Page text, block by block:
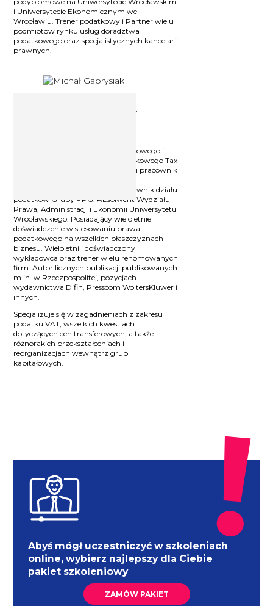
i Uniwersytecie Ekonomicznym we
Wrocławiu. Trener podatkowy i Partner wielu
podmiotów rynku usług doradztwa
podatkowego oraz specjalistycznych kancelarii
prawnych.
Ekspert podatkowy Michał
międzynarodowego prawa podatkowego i
Partner w spółce doradztwa podatkowego Tax
Support Center Sp. z o.o. Wieloletni pracownik
podatkowego (BIG 4), a także kierownik działu
podatków Grupy PPG. Absolwent Wydziału
Prawa, Administracji i Ekonomii Uniwersytetu
Wrocławskiego. Posiadający wieloletnie
doświadczenie w stosowaniu prawa
podatkowego na wszelkich płaszczyznach
biznesu. Wieloletni i doświadczony
wykładowca oraz trener wielu renomowanych
firm. Autor licznych publikacji publikowanych
m.in. w Rzeczpospolitej, pozycjach
wydawnictwa Difin, Presscom WoltersKluwer i
innych.
Specjalizuje się w zagadnieniach z zakresu
podatku VAT, wszelkich kwestiach
dotyczących cen transferowych, a także
różnorakich przekształceniach i
reorganizacjach wewnątrz grup
kapitałowych.
Abyś mógł uczestniczyć w szkoleniach
online, wybierz najlepszy dla Ciebie
pakiet szkoleniowy
ZAMÓW PAKIET